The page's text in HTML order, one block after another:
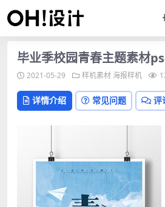
毕业季校园青春主题素材
2021-05-29 样机素材 海报样机
详情介绍 常见问题 评